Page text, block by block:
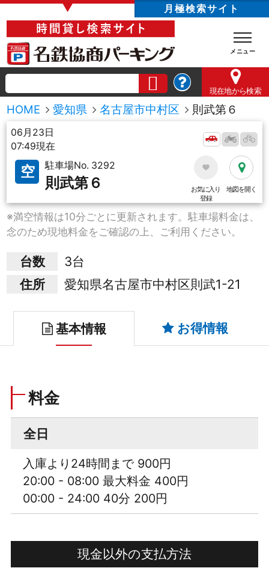
▼ 月極検索サイト
現在地から検索
HOME 愛知県 名古屋市中村区 則武第６
06月23日
07:49現在
空 駐車場No. 3292
則武第６
お気に入り
登録
地図を開く
※満空情報は10分ごとに更新されます。駐車場料金は、
念のため現地料金をご確認の上、ご利用ください。
台数
3台
住所
愛知県名古屋市中村区則武1-21
基本情報 お得情報
料金
全日
入庫より24時間まで 900円
20:00 - 08:00 最大料金 400円
00:00 - 24:00 40分 200円
現金以外の支払方法